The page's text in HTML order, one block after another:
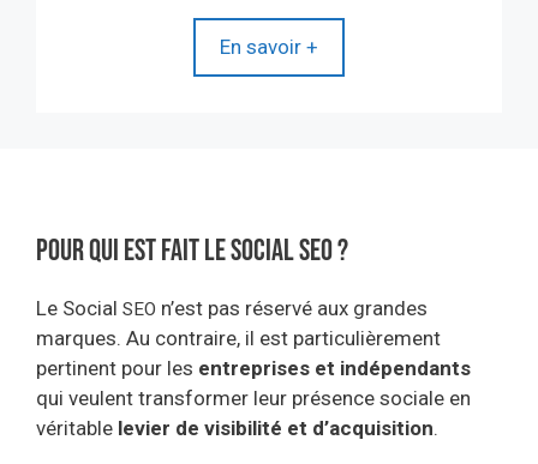
En savoir +
Pour qui est fait le Social seo ?
Le Social SEO n’est pas réservé aux grandes
marques. Au contraire, il est particulièrement
pertinent pour les entreprises et indépendants
qui veulent transformer leur présence sociale en
véritable levier de visibilité et d’acquisition.